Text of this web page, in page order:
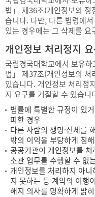
법」 제36조(개인정보의 정
습니다. 다만, 다른 법령에
있는 경우에는 그 삭제를 요
개인정보 처리정지
국립경국대학교에서 보유
법」 제37조(개인정보의 처
있습니다. 개인정보 처리정
지 요구를 거절할 수 있습니
법률에 특별한 규정이 있
피한 경우
다른 사람의 생명·신체를
밖의 이익을 부당하게 침
공공기관이 개인정보를
소관 업무를 수행할 수 없
개인정보를 처리하지 아
지 못하는 등 계약의 이행
해지 의사를 명확하게 밝